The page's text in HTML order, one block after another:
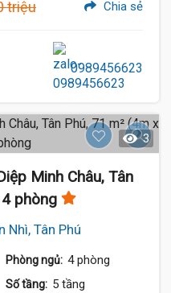
triệu Chia sẻ
0989456623
3
Minh Châu, Tân
phòng
Nhì, Tân Phú
Phòng ngủ: 4 phòng
Số tầng: 5 tầng